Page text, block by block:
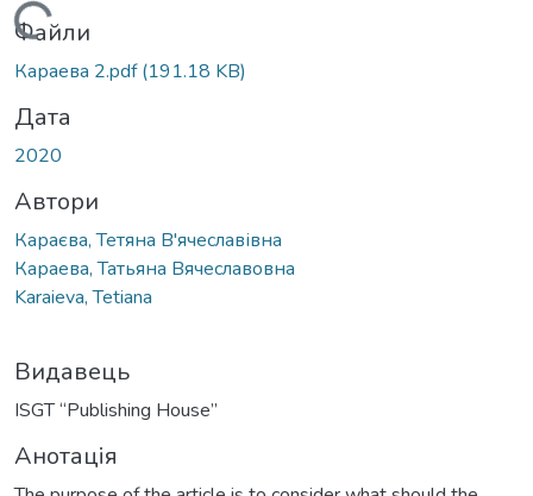
Вантажиться...
Файли
Караева 2.pdf(191.18 KB)
Дата
2020
Автори
Караєва, Тетяна В'ячеславівна
Караева, Татьяна Вячеславовна
Karaieva, Tetiana
Видавець
ISGT “Publishing House”
Анотація